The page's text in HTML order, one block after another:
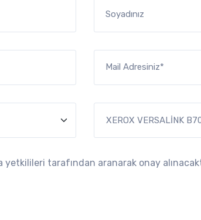
Soyadınız
Mail Adresiniz*
yetkilileri tarafından aranarak onay